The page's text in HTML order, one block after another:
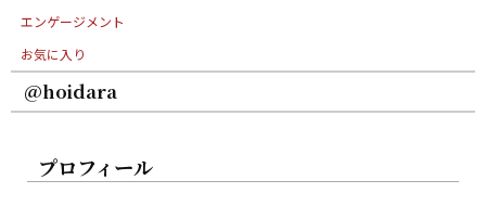
エンゲージメント
お気に入り
@hoidara
プロフィール